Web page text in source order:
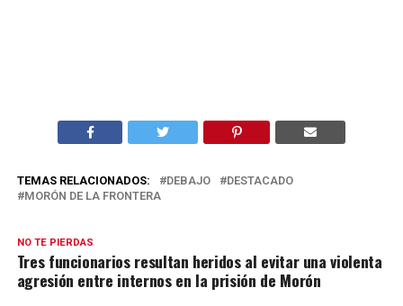
TEMAS RELACIONADOS: DEBAJO
DESTACADO
MORÓN DE LA FRONTERA
NO TE PIERDAS
Tres funcionarios resultan heridos al evitar una violenta
agresión entre internos en la prisión de Morón